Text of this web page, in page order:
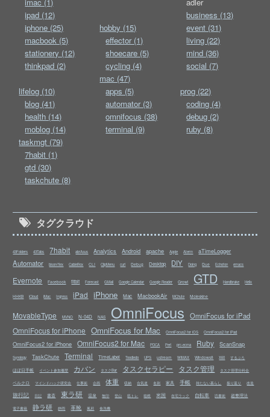
ipad (12)
iphone (25)
macbook (5)
stationery (12)
thinkpad (2)
hobby (15)
effector (1)
shoecare (5)
cycling (4)
business (13)
event (31)
living (22)
mind (36)
social (7)
lifelog (10)
blog (41)
health (14)
moblog (14)
mac (47)
apps (5)
automator (3)
omnifocus (38)
terminal (9)
prog (22)
coding (4)
debug (2)
ruby (8)
taskmgt (79)
7habit (1)
gtd (30)
taskchute (8)
タグクラウド
43Folders 43Tabs 7habit abrAsus Analytics Android apache Apple Aterm aTimeLogger
Automator bison/flex CableBox CLI ClipMenu curl Debug Desktop DIY Doing Due Echofon emacs
Evernote Facebook fitbit Forecast GMail Google Calendar Google Reader Growl GTD Handbrake Helix
HHKB iCloud iMac Ingress iPad iPhone Mac MacbookAir MChute Moleskine
MovableType MVNO N-04D NAS OmniFocus OmniFocus for iPad
OmniFocus for iPhone OmniFocus for Mac OmniFocus2 for iOS OmniFocus2 for iPad
OmniFocus2 for iPhone OmniFocus2 for Mac PDCA Perl prc-ecma Ruby ScanSnap
Synology TaskChute Terminal TimeLabel Toodledo UPS ustream WiMAX Windows8 X60 するぷろ
ほぼ日手帳 イベント参加履歴 カバン タスクBar タスクセラピー タスク管理 タスク管理分科会
ベルクロ マインドハック研究会 仕事術 企画 体重 収納 合気道 名刺 家具 手帳 持たない暮らし 振り返り 改造
旅行記 日記 書斎 東ラ研 温泉 無印 登山 筋トレ 箱根 米国 自宅ラック 自転車 読書術 超整理法
電子書籍 静ラ研 静岡 革靴 風邪 食洗機